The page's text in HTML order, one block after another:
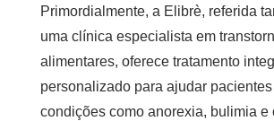
Primordialmente, a Elibrè, referida
uma clínica especialista em
alimentares, oferece tratamento
personalizado para ajudar
condições como anorexia, bulimia e